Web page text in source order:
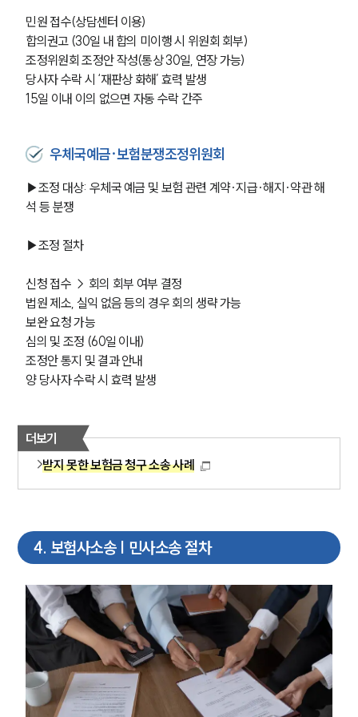
민원 접수(상담센터 이용)
합의권고 (30일 내 합의 미이행 시 위원회 회부)
조정위원회 조정안 작성(통상 30일, 연장 가능)
당사자 수락 시 ‘재판상 화해’ 효력 발생
15일 이내 이의 없으면 자동 수락 간주
우체국예금·보험분쟁조정위원회
▶조정 대상: 우체국 예금 및 보험 관련 계약·지급·해지·약관 해
석 등 분쟁
▶조정 절차
신청 접수 → 회의 회부 여부 결정
법원 제소, 실익 없음 등의 경우 회의 생략 가능
보완 요청 가능
심의 및 조정 (60일 이내)
조정안 통지 및 결과 안내
양 당사자 수락 시 효력 발생
더보기
받지 못한 보험금 청구 소송 사례
4. 보험사소송 | 민사소송 절차